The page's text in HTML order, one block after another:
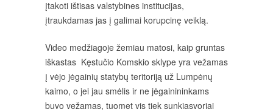
įtakoti ištisas valstybines institucijas,
įtraukdamas jas į galimai korupcinę veiklą.
Video medžiagoje žemiau matosi, kaip gruntas
iškastas Kęstučio Komskio sklype yra vežamas
į vėjo jėgainių statybų teritoriją už Lumpėnų
kaimo, o jei jau smėlis ir ne jėgainininkams
buvo vežamas, tuomet vis tiek sunkiasvoriai